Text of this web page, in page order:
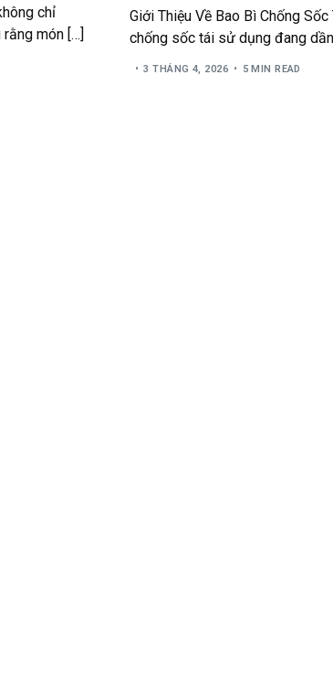
chỉ
món […]
Giới Thiệu Về Bao Bì Chống
chống sốc tái sử dụng đang
3 THÁNG 4, 2026 5 MIN READ